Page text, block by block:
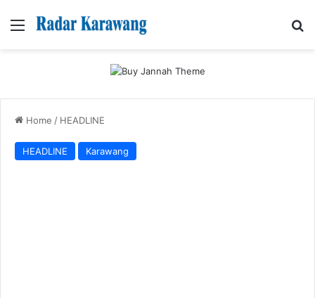
Menu
Home / HEADLINE
HEADLINE Karawang